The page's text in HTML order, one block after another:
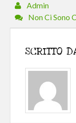
Admin
Non Ci Sono
SCRITTO